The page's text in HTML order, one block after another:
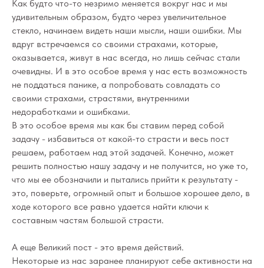
Как будто что-то незримо меняется вокруг нас и мы
удивительным образом, будто через увеличительное
стекло, начинаем видеть наши мысли, наши ошибки. Мы
вдруг встречаемся со своими страхами, которые,
оказывается, живут в нас всегда, но лишь сейчас стали
очевидны. И в это особое время у нас есть возможность
не поддаться панике, а попробовать совладать со
своими страхами, страстями, внутренними
недоработками и ошибками.
В это особое время мы как бы ставим перед собой
задачу - избавиться от какой-то страсти и весь пост
решаем, работаем над этой задачей. Конечно, может
решить полностью нашу задачу и не получится, но уже то,
что мы ее обозначили и пытались прийти к результату -
это, поверьте, огромный опыт и большое хорошее дело, в
ходе которого все равно удается найти ключи к
составным частям большой страсти.
А еще Великий пост - это время действий.
Некоторые из нас заранее планируют себе активности на